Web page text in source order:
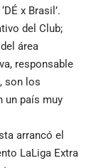
x Brasil’.
del Club;
área
responsable
son los
un país muy
arrancó el
LaLiga Extra